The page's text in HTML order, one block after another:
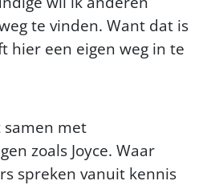
te vinden. Want dat is
hier een eigen weg in te
samen met
zoals Joyce. Waar
spreken vanuit kennis